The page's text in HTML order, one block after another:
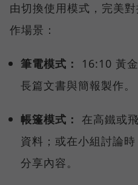
由切換使用模式，完美
作場景：
筆電模式：
16:10 黃
長篇文書與簡報製作。
帳篷模式： 在高鐵或
資料；或在小組討論
分享內容。